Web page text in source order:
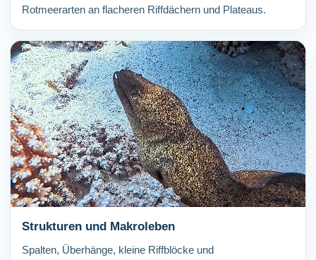
Rotmeerarten an flacheren Riffdächern und Plateaus.
Strukturen und Makroleben
Spalten, Überhänge, kleine Riffblöcke und